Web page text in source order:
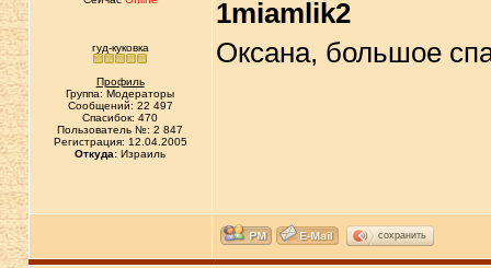
гуд-куковка
Профиль
Группа: Модераторы
Сообщений: 22 497
Спасибок: 470
Пользователь №: 2 847
Регистрация: 12.04.2005
Откуда: Израиль
1miamlik2
Оксана, большое
сохранить